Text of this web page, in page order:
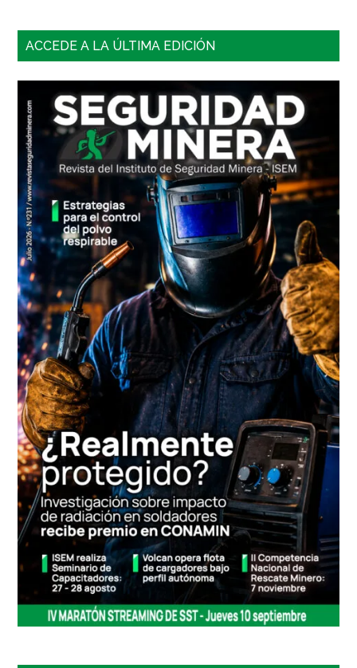
Barra
principal
ACCEDE A LA ÚLTIMA EDICIÓN